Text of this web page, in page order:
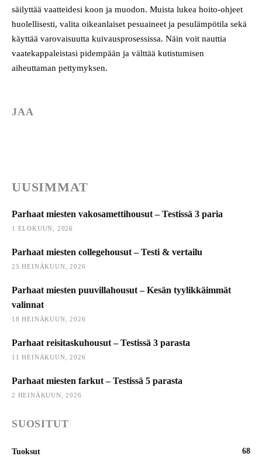
säilyttää vaatteidesi koon ja muodon. Muista lukea hoito-ohjeet
huolellisesti, valita oikeanlaiset pesuaineet ja pesulämpötila sekä
käyttää varovaisuutta kuivausprosessissa. Näin voit nauttia
vaatekappaleistasi pidempään ja välttää kutistumisen
aiheuttaman pettymyksen.
JAA
UUSIMMAT
Parhaat miesten vakosamettihousut – Testissä 3 paria
1 ELOKUUN, 2026
Parhaat miesten collegehousut – Testi & vertailu
25 HEINÄKUUN, 2026
Parhaat miesten puuvillahousut – Kesän tyylikkäimmät
valinnat
18 HEINÄKUUN, 2026
Parhaat reisitaskuhousut – Testissä 3 parasta
11 HEINÄKUUN, 2026
Parhaat miesten farkut – Testissä 5 parasta
2 HEINÄKUUN, 2026
SUOSITUT
Tuoksut 68